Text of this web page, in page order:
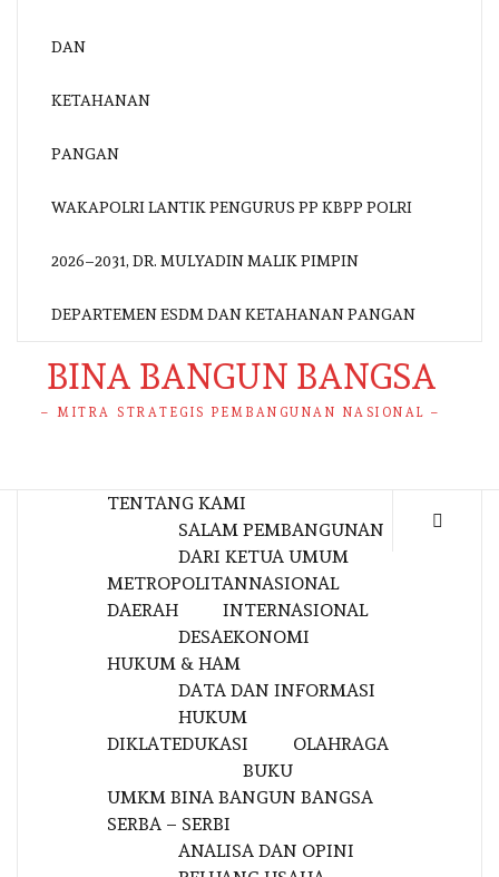
WAKAPOLRI LANTIK PENGURUS PP KBPP POLRI
2026–2031, DR. MULYADIN MALIK PIMPIN
DEPARTEMEN ESDM DAN KETAHANAN PANGAN
BINA BANGUN BANGSA
– MITRA STRATEGIS PEMBANGUNAN NASIONAL –
TENTANG KAMI
SALAM PEMBANGUNAN
DARI KETUA UMUM
METROPOLITANNASIONAL
DAERAH
DESA
INTERNASIONAL
EKONOMI
HUKUM & HAM
DATA DAN INFORMASI
HUKUM
DIKLATEDUKASI
BUKU
OLAHRAGA
UMKM BINA BANGUN BANGSA
SERBA – SERBI
ANALISA DAN OPINI